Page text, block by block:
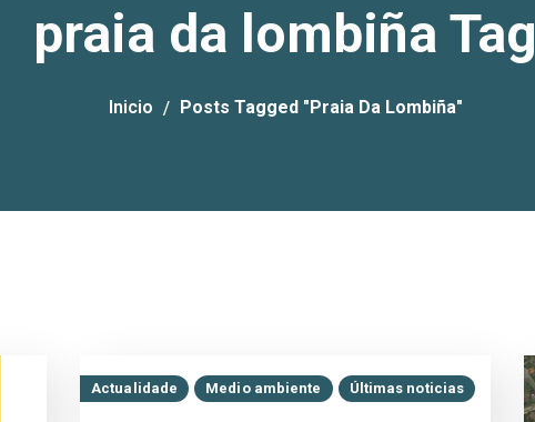
praia da lombiña Tag
Inicio Posts Tagged "praia Da Lombiña"
Actualidade Medio ambiente Últimas noticias